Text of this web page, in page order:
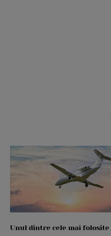
Unul dintre cele mai folosite